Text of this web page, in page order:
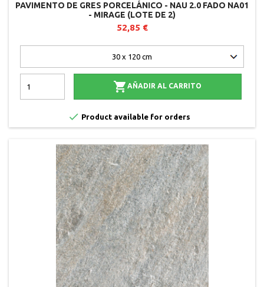
PAVIMENTO DE GRES PORCELÁNICO - NAU 2.0 FADO NA01
- MIRAGE (LOTE DE 2)
52,85 €
 AÑADIR AL CARRITO
 Product available for orders